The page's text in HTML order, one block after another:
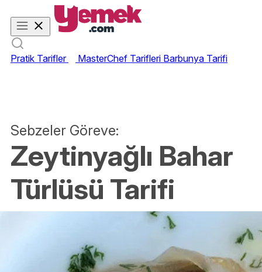
Pratik Tarifler MasterChef Tarifleri Barbunya Tarifi
Sebzeler Göreve:
Zeytinyağlı Bahar
Türlüsü Tarifi